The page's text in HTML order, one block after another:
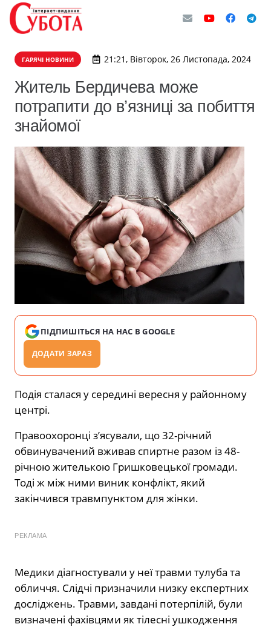
ГАРЯЧІ НОВИНИ 21:21, Вівторок, 26 Листопада, 2024
Житель Бердичева може
потрапити до в’язниці за побиття
знайомої
ПІДПИШІТЬСЯ НА НАС В GOOGLE
ДОДАТИ ЗАРАЗ
Подія сталася у середині вересня у районному
центрі.
Правоохоронці з’ясували, що 32-річний
обвинувачений вживав спиртне разом із 48-
річною жителькою Гришковецької громади.
Тоді ж між ними виник конфлікт, який
закінчився травмпунктом для жінки.
РЕКЛАМА
Медики діагностували у неї травми тулуба та
обличчя. Слідчі призначили низку експертних
досліджень. Травми, завдані потерпілій, були
визначені фахівцями як тілесні ушкодження